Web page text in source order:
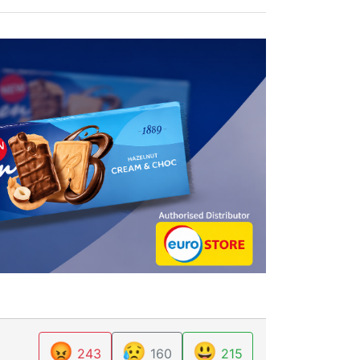
215
😃
160
😥
243
😡